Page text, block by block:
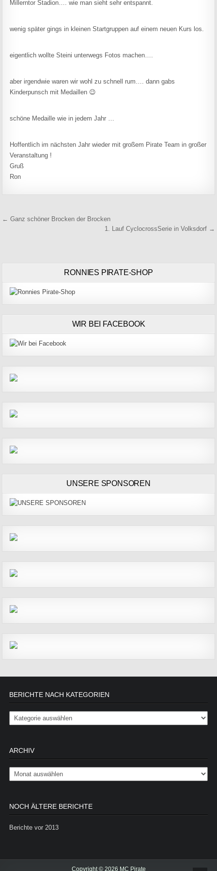
Millerntor Stadion…. wie man sieht sehr entspannt.
wenig später gings in kleinen Startgruppen auf einem neuen Kurs los.
eigentlich wollte Steini unterwegs Fotos machen….
aber irgendwie waren wir wohl zu schnell rum…. dann gabs
Kinderpunsch mit Medaillen 😉
schöne Medaille wie in jedem Jahr …
Hoffentlich im nächsten Jahr wieder mit großem Pirate Team in großer
Veranstaltung !
Gruß
Ron
Beitragsnavigation
← Ganz schöner Brocken der Brocken
1. Lauf CyclocrossSerie in Volksdorf →
RONNIES PIRATE-SHOP
WIR BEI FACEBOOK
UNSERE SPONSOREN
BERICHTE NACH KATEGORIEN
Berichte nach Kategorien
ARCHIV
Archiv
NOCH ÄLTERE BERICHTE
Berichte vor 2013
Copyright © 2026 MC Pirate